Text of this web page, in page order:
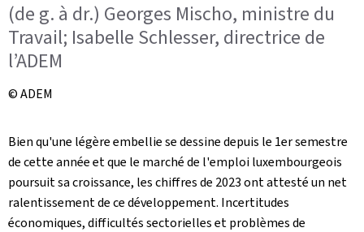
(de g. à dr.) Georges Mischo, ministre du
Travail; Isabelle Schlesser, directrice de
l’ADEM
© ADEM
Bien qu'une légère embellie se dessine depuis le 1er semestre
de cette année et que le marché de l'emploi luxembourgeois
poursuit sa croissance, les chiffres de 2023 ont attesté un net
ralentissement de ce développement. Incertitudes
économiques, difficultés sectorielles et problèmes de